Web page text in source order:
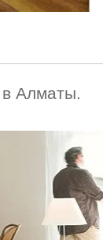
в Алматы.